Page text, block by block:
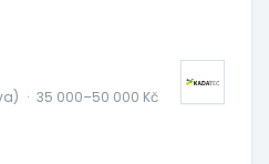
· 35 000–50 000 Kč